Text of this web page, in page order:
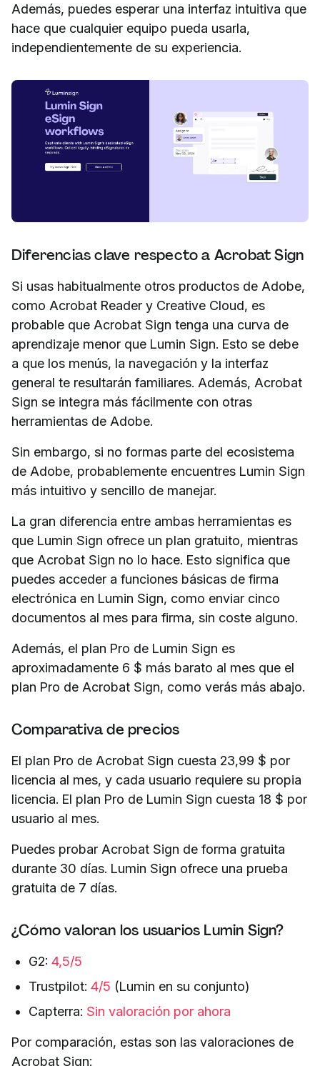
Además, puedes esperar una interfaz intuitiva que
hace que cualquier equipo pueda usarla,
independientemente de su experiencia.
Diferencias clave respecto a Acrobat Sign
Si usas habitualmente otros productos de Adobe,
como Acrobat Reader y Creative Cloud, es
probable que Acrobat Sign tenga una curva de
aprendizaje menor que Lumin Sign. Esto se debe
a que los menús, la navegación y la interfaz
general te resultarán familiares. Además, Acrobat
Sign se integra más fácilmente con otras
herramientas de Adobe.
Sin embargo, si no formas parte del ecosistema
de Adobe, probablemente encuentres Lumin Sign
más intuitivo y sencillo de manejar.
La gran diferencia entre ambas herramientas es
que Lumin Sign ofrece un plan gratuito, mientras
que Acrobat Sign no lo hace. Esto significa que
puedes acceder a funciones básicas de firma
electrónica en Lumin Sign, como enviar cinco
documentos al mes para firma, sin coste alguno.
Además, el plan Pro de Lumin Sign es
aproximadamente 6 $ más barato al mes que el
plan Pro de Acrobat Sign, como verás más abajo.
Comparativa de precios
El plan Pro de Acrobat Sign cuesta 23,99 $ por
licencia al mes, y cada usuario requiere su propia
licencia. El plan Pro de Lumin Sign cuesta 18 $ por
usuario al mes.
Puedes probar Acrobat Sign de forma gratuita
durante 30 días. Lumin Sign ofrece una prueba
gratuita de 7 días.
¿Cómo valoran los usuarios Lumin Sign?
G2: 4,5/5
Trustpilot: 4/5 (Lumin en su conjunto)
Capterra: Sin valoración por ahora
Por comparación, estas son las valoraciones de
Acrobat Sign: